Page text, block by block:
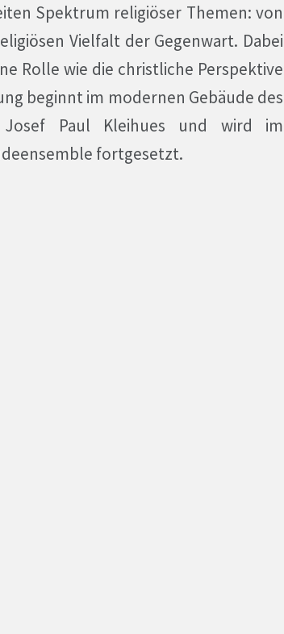
Spektrum religiöser Themen: von
Vielfalt der Gegenwart. Dabei
Rolle wie die christliche Perspektive
beginnt im modernen Gebäude des
Josef Paul Kleihues und wird im
fortgesetzt.